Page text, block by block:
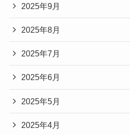
2025年9月
2025年8月
2025年7月
2025年6月
2025年5月
2025年4月